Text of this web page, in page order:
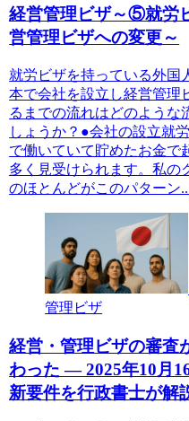
経営管理ビザ～⑤就労
営管理ビザへの変更～
就労ビザを持っている外国
本で会社を設立し経営管理
るまでの流れはどのような
しょうか？●会社の設立就
で働いていて貯めたお金で
多く見受けられます。私の
のほとんどがこのパターン
管理ビザ
経営・管理ビザの審査
わった ― 2025年10月
新要件を行政書士が解